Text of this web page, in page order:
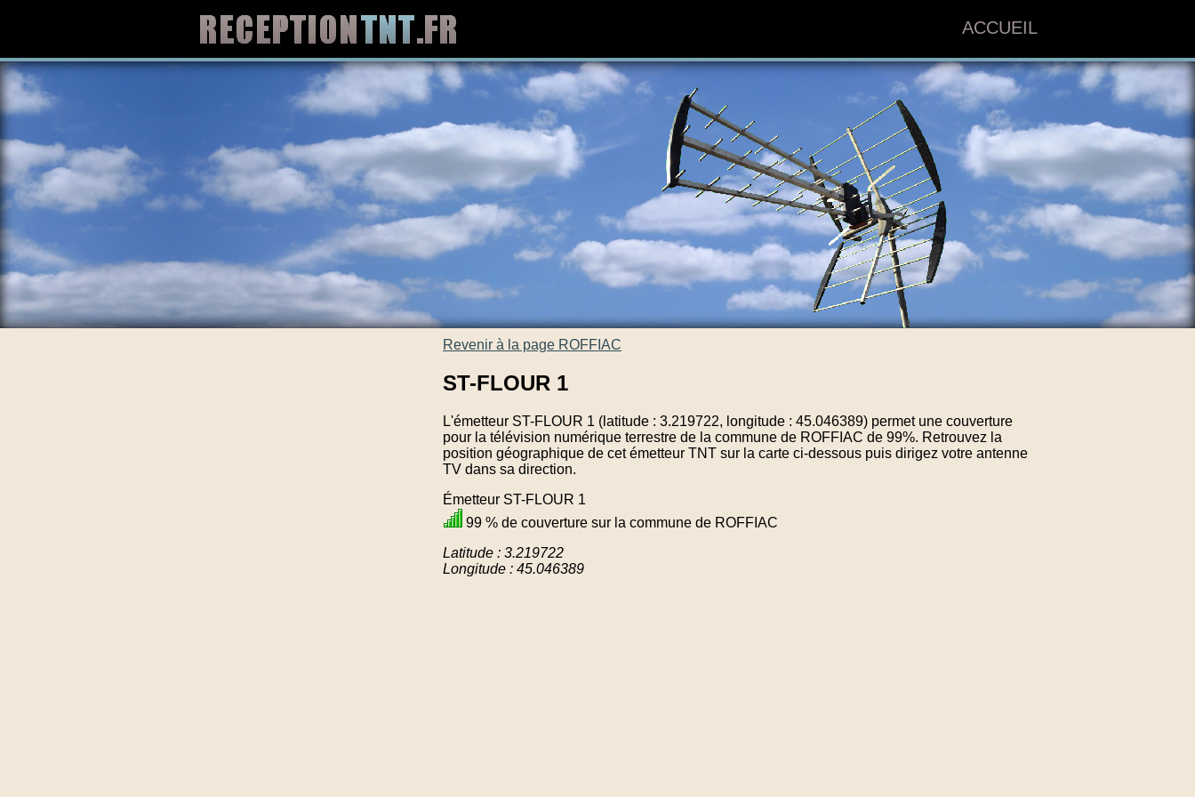
ACCUEIL
Revenir à la page ROFFIAC
ST-FLOUR 1
L'émetteur ST-FLOUR 1 (latitude : 3.219722, longitude : 45.046389) permet une couverture
pour la télévision numérique terrestre de la commune de ROFFIAC de 99%. Retrouvez la
position géographique de cet émetteur TNT sur la carte ci-dessous puis dirigez votre antenne
TV dans sa direction.
Émetteur ST-FLOUR 1
99 % de couverture sur la commune de ROFFIAC
Latitude : 3.219722
Longitude : 45.046389